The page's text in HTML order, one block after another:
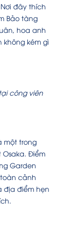
đây thích
Bảo tàng
hoa anh
kém gì
công viên
một trong
Điểm
Garden
cảnh
địa điểm hẹn